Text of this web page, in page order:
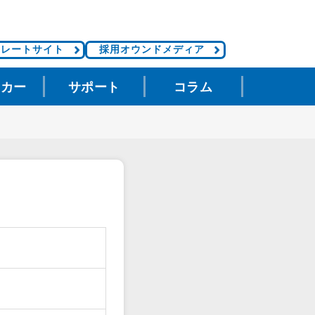
ートサイト 採用オウンドメディア
ー サポート コラム